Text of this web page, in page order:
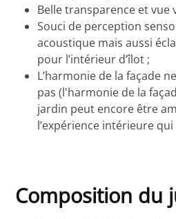
Belle transparence et vue
Souci de perception
acoustique mais aussi
pour l’intérieur d’îlot ;
L’harmonie de la façade
pas (l'harmonie de la
jardin peut encore être
l’expérience intérieure
Composition du